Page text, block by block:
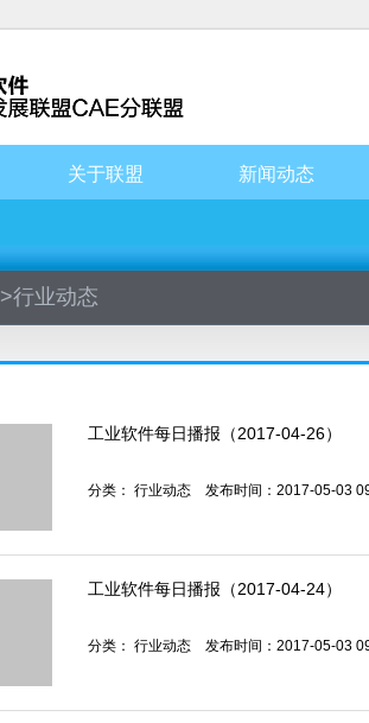
关于联盟 新闻动态
>行业动态
工业软件每日播报（2017-04-26）
分类： 行业动态 发布时间：2017-05-03
工业软件每日播报（2017-04-24）
分类： 行业动态 发布时间：2017-05-03